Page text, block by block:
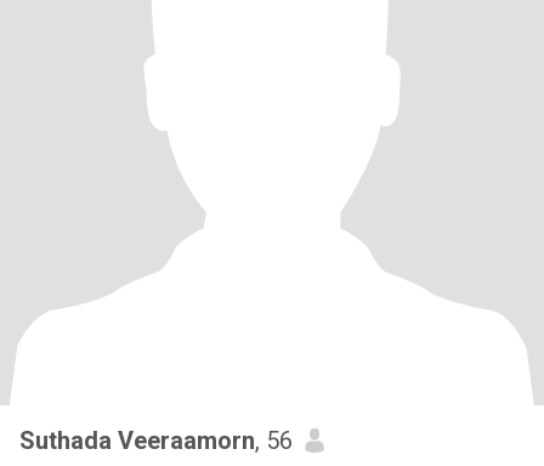
Suthada Veeraamorn, 56